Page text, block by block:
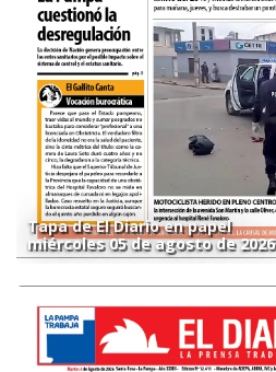
Tapa de El Diario en papel
miércoles 05 de agosto de 2026